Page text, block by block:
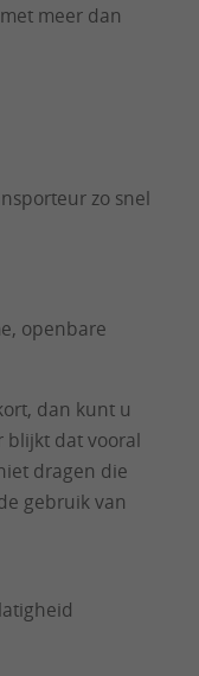
meer dan
zo snel
openbare
dan kunt u
blijkt dat vooral
dragen die
gebruik van